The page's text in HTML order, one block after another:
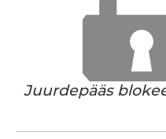
Juurdepääs